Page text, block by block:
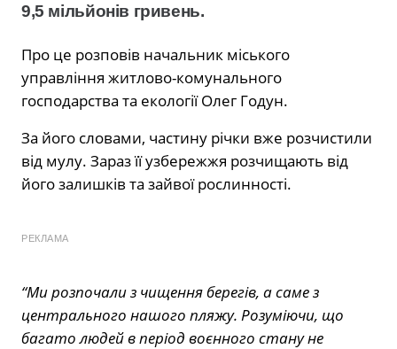
9,5 мільйонів гривень.
Про це розповів начальник міського
управління житлово-комунального
господарства та екології Олег Годун.
За його словами, частину річки вже розчистили
від мулу. Зараз її узбережжя розчищають від
його залишків та зайвої рослинності.
РЕКЛАМА
“Ми розпочали з чищення берегів, а саме з
центрального нашого пляжу. Розуміючи, що
багато людей в період воєнного стану не